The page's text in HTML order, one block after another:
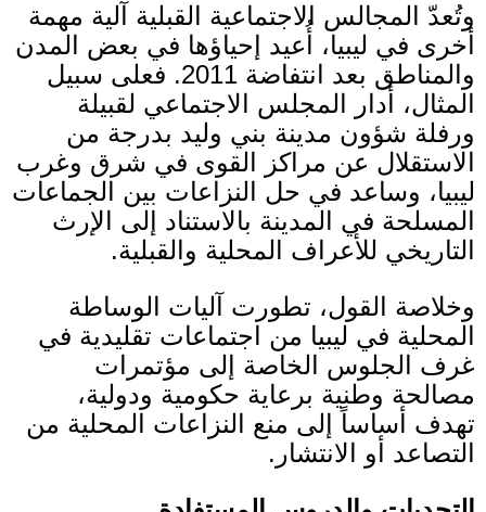
وتُعدّ المجالس الاجتماعية القبلية آلية مهمة
أخرى في ليبيا، أُعيد إحياؤها في بعض المدن
والمناطق بعد انتفاضة 2011. فعلى سبيل
المثال، أدار المجلس الاجتماعي لقبيلة
ورفلة شؤون مدينة بني وليد بدرجة من
الاستقلال عن مراكز القوى في شرق وغرب
ليبيا، وساعد في حل النزاعات بين الجماعات
المسلحة في المدينة بالاستناد إلى الإرث
التاريخي للأعراف المحلية والقبلية.
وخلاصة القول، تطورت آليات الوساطة
المحلية في ليبيا من اجتماعات تقليدية في
غرف الجلوس الخاصة إلى مؤتمرات
مصالحة وطنية برعاية حكومية ودولية،
تهدف أساساً إلى منع النزاعات المحلية من
التصاعد أو الانتشار .